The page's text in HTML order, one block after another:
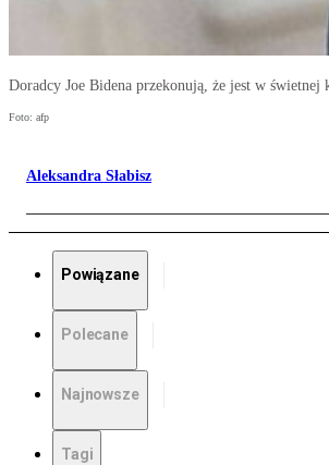
Doradcy Joe Bidena przekonują, że jest w świetnej
Foto: afp
Aleksandra Słabisz
Powiązane
Polecane
Najnowsze
Tagi